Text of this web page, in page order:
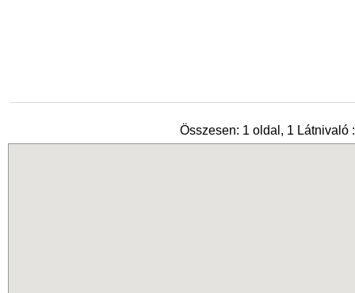
Összesen: 1 oldal, 1 Látnivaló :